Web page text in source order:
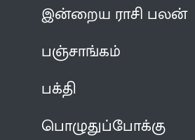
இன்றைய ராசி பலன்
பஞ்சாங்கம்
பக்தி
பொழுதுப்போக்கு